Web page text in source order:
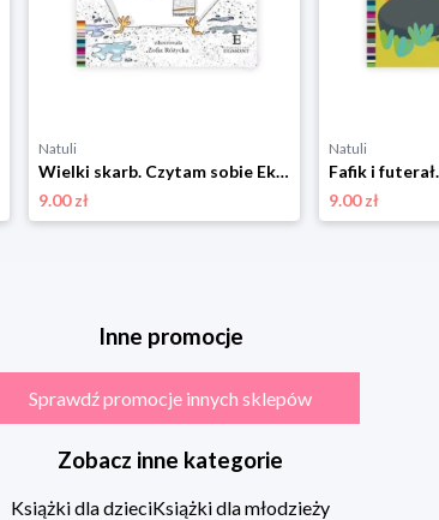
Natuli
Wielki skarb. Czytam sobie Eko. Poziom 1 Harper colins / harper kids
9.00 zł
Natuli
9.00 zł
Inne promocje
Sprawdź promocje innych sklepów
Zobacz inne kategorie
Książki dla dzieciKsiążki dla młodzieży